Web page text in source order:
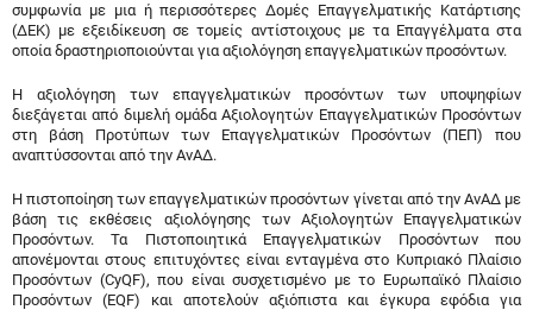
συμφωνία με μια ή περισσότερες Δομές Επαγγελματικής Κατάρτισης
(ΔΕΚ) με εξειδίκευση σε τομείς αντίστοιχους με τα Επαγγέλματα στα
οποία δραστηριοποιούνται για αξιολόγηση επαγγελματικών προσόντων.
Η αξιολόγηση των επαγγελματικών προσόντων των υποψηφίων
διεξάγεται από διμελή ομάδα Αξιολογητών Επαγγελματικών Προσόντων
στη βάση Προτύπων των Επαγγελματικών Προσόντων (ΠΕΠ) που
αναπτύσσονται από την ΑνΑΔ.
Η πιστοποίηση των επαγγελματικών προσόντων γίνεται από την ΑνΑΔ με
βάση τις εκθέσεις αξιολόγησης των Αξιολογητών Επαγγελματικών
Προσόντων. Τα Πιστοποιητικά Επαγγελματικών Προσόντων που
απονέμονται στους επιτυχόντες είναι ενταγμένα στο Κυπριακό Πλαίσιο
Προσόντων (CyQF), που είναι συσχετισμένο με το Ευρωπαϊκό Πλαίσιο
Προσόντων (EQF) και αποτελούν αξιόπιστα και έγκυρα εφόδια για